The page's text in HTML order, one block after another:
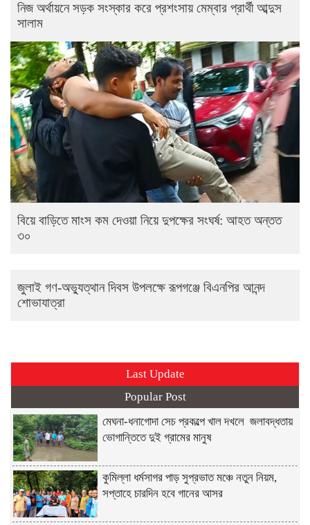
নিজ অর্থায়নে সড়ক সংস্কার করে প্রশংসায় মেম্বার প্রার্থী আব্দুস
সালাম
বিয়ে বাড়িতে মাংস কম দেওয়া নিয়ে দুপক্ষের সংঘর্ষ: আহত অন্তত
৩০ ​
জুলাই গণ-অভ্যুত্থান দিবস উপলক্ষে রূপগঞ্জে বিএনপির আনন্দ
শোভাযাত্রা
Last Update
Popular Post
মেঘনা-ধনাগোদা সেচ প্রকল্পে খাল দখলে জলাবদ্ধতায়
ভোগান্তিতে দুই গ্রামের মানুষ
কুমিল্লা ধর্মসাগর পাড় সুপ্রভাত মঞ্চে নতুন নিয়ম,
সপ্তাহে চারদিন হবে গানের আসর